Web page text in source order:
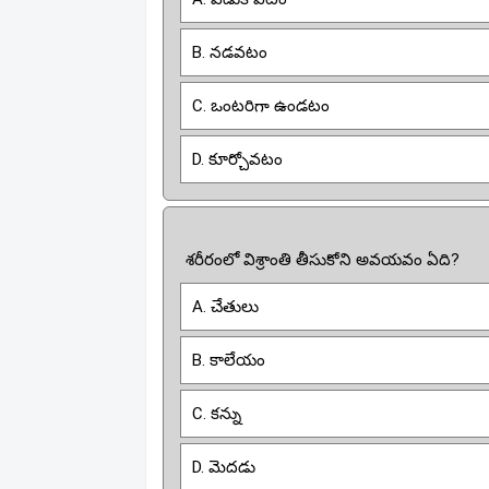
B. నడవటం
C. ఒంటరిగా ఉండటం
D. కూర్చోవటం
శరీరంలో విశ్రాంతి తీసుకోని అవయవం ఏది?
A. చేతులు
B. కాలేయం
C. కన్ను
D. మెదడు